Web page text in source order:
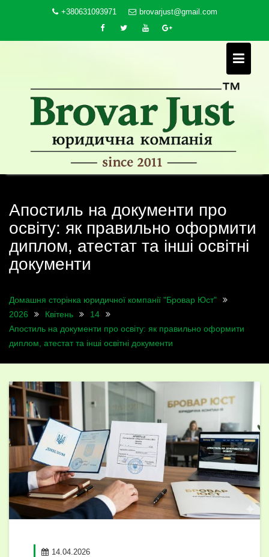
+380631093971 brovarjust@gmail.com
Апостиль на документи про
освіту: як правильно оформити
диплом, атестат та інші освітні
документи
Домашня сторінка юридичної компанії "Бровар Юст"
2026
Квітень
14
Апостиль на документи про освіту: як правильно оформити
диплом, атестат та інші освітні документи
14.04.2026